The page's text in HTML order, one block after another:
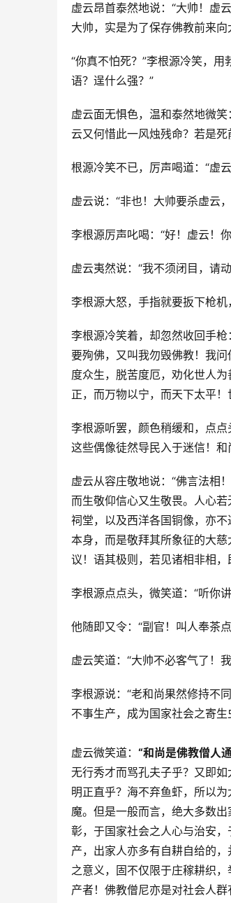
虚云昂首泰然地说：“大帅！虚
大帅，实是为了保存佛教前来
“你真不怕死？”李根源冷笑，
语？逞什么强？”
虚云面无惧色，温和泰然地微
云又何惜此一风烛残命？若是
根源冷笑不已，厉声喝道：“虚
虚云说：“非也！大帅要杀虚云
李根源厉声叱喝：“好！虚云！
虚云夷然说：“我不须闭目，请
李根源大怒，手指就要扳下枪机
李根源冷笑着，却忽然收回手
要殉佛，又叫我勿毁佛教！我
度众生，脱苦度厄，劝化世人
正，而万物以宁，而天下太平！
李根源听罢，颜色稍缓和，点
这些偶像徒然导民入于迷信！
虚云从容庄敬地说：“佛言法相
而生敬仰信心又生敬畏。人心
祠堂，以及西洋各国铜像，亦
本身，而是敬拜其所象征的大
议！语其极则，若见诸相非相，
李根源点点头，微笑道：“听你
他随即又令：“副官！叫人奉茶
虚云笑道：“大帅不必客气了！
李根源说：“老和尚果然修持不
不事生产，成为国家社会之寄
虚云微笑道： “和尚是佛教僧人
无行秀才而骂孔夫子乎？又即
明正直乎？海不弃鱼虾，所以
魔。但是一般而言，绝大多数
彰，于国家社会之人心与治安
产，出家人亦多有自耕自给的
之意义，固不仅限于庄稼耕织
产者！佛教僧尼亦是对社会人群